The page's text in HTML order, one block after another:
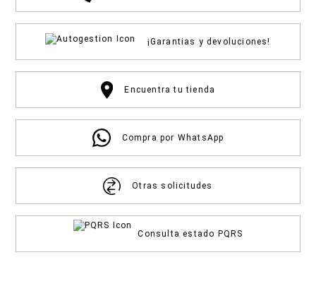
¡Garantias y devoluciones!
Encuentra tu tienda
Compra por WhatsApp
Otras solicitudes
Consulta estado PQRS